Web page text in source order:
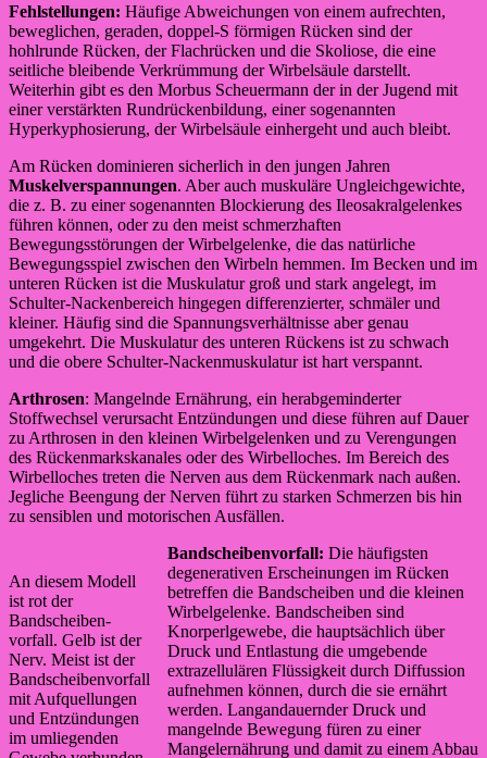
Fehlstellungen: Häufige Abweichungen von einem aufrechten,
beweglichen, geraden, doppel-S förmigen Rücken sind der
hohlrunde Rücken, der Flachrücken und die Skoliose, die eine
seitliche bleibende Verkrümmung der Wirbelsäule darstellt.
Weiterhin gibt es den Morbus Scheuermann der in der Jugend mit
einer verstärkten Rundrückenbildung, einer sogenannten
Hyperkyphosierung, der Wirbelsäule einhergeht und auch bleibt.
Am Rücken dominieren sicherlich in den jungen Jahren
Muskelverspannungen. Aber auch muskuläre Ungleichgewichte,
die z. B. zu einer sogenannten Blockierung des Ileosakralgelenkes
führen können, oder zu den meist schmerzhaften
Bewegungsstörungen der Wirbelgelenke, die das natürliche
Bewegungsspiel zwischen den Wirbeln hemmen. Im Becken und im
unteren Rücken ist die Muskulatur groß und stark angelegt, im
Schulter-Nackenbereich hingegen differenzierter, schmäler und
kleiner. Häufig sind die Spannungsverhältnisse aber genau
umgekehrt. Die Muskulatur des unteren Rückens ist zu schwach
und die obere Schulter-Nackenmuskulatur ist hart verspannt.
Arthrosen: Mangelnde Ernährung, ein herabgeminderter
Stoffwechsel verursacht Entzündungen und diese führen auf Dauer
zu Arthrosen in den kleinen Wirbelgelenken und zu Verengungen
des Rückenmarkskanales oder des Wirbelloches. Im Bereich des
Wirbelloches treten die Nerven aus dem Rückenmark nach außen.
Jegliche Beengung der Nerven führt zu starken Schmerzen bis hin
zu sensiblen und motorischen Ausfällen.
An diesem Modell
ist rot der
Bandscheiben-
vorfall. Gelb ist der
Nerv. Meist ist der
Bandscheibenvorfall
mit Aufquellungen
und Entzündungen
im umliegenden
Bandscheibenvorfall: Die häufigsten
degenerativen Erscheinungen im Rücken
betreffen die Bandscheiben und die kleinen
Wirbelgelenke. Bandscheiben sind
Knorperlgewebe, die hauptsächlich über
Druck und Entlastung die umgebende
extrazellulären Flüssigkeit durch Diffussion
aufnehmen können, durch die sie ernährt
werden. Langandauernder Druck und
mangelnde Bewegung füren zu einer
Mangelernährung und damit zu einem Abbau